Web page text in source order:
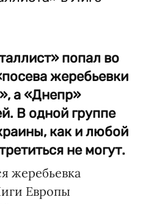
попал во
жеребьевки
а «Днепр»
В одной группе
как и любой
не могут.
жеребьевка
Европы